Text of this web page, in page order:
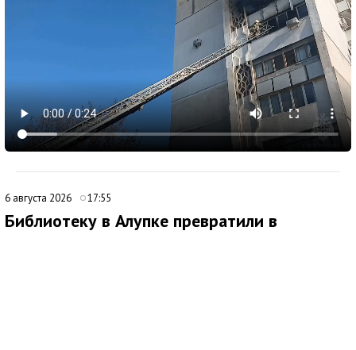
6 августа 2026 17:55
Библиотеку в Алупке превратили в